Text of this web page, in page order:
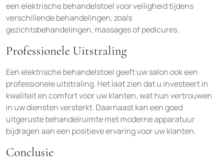
een elektrische behandelstoel voor veiligheid tijdens
verschillende behandelingen, zoals
gezichtsbehandelingen, massages of pedicures.
Professionele Uitstraling
Een elektrische behandelstoel geeft uw salon ook een
professionele uitstraling. Het laat zien dat u investeert in
kwaliteit en comfort voor uw klanten, wat hun vertrouwen
in uw diensten versterkt. Daarnaast kan een goed
uitgeruste behandelruimte met moderne apparatuur
bijdragen aan een positieve ervaring voor uw klanten.
Conclusie